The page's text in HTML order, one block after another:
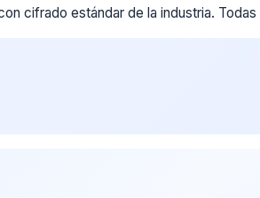
cifrado estándar de la industria.